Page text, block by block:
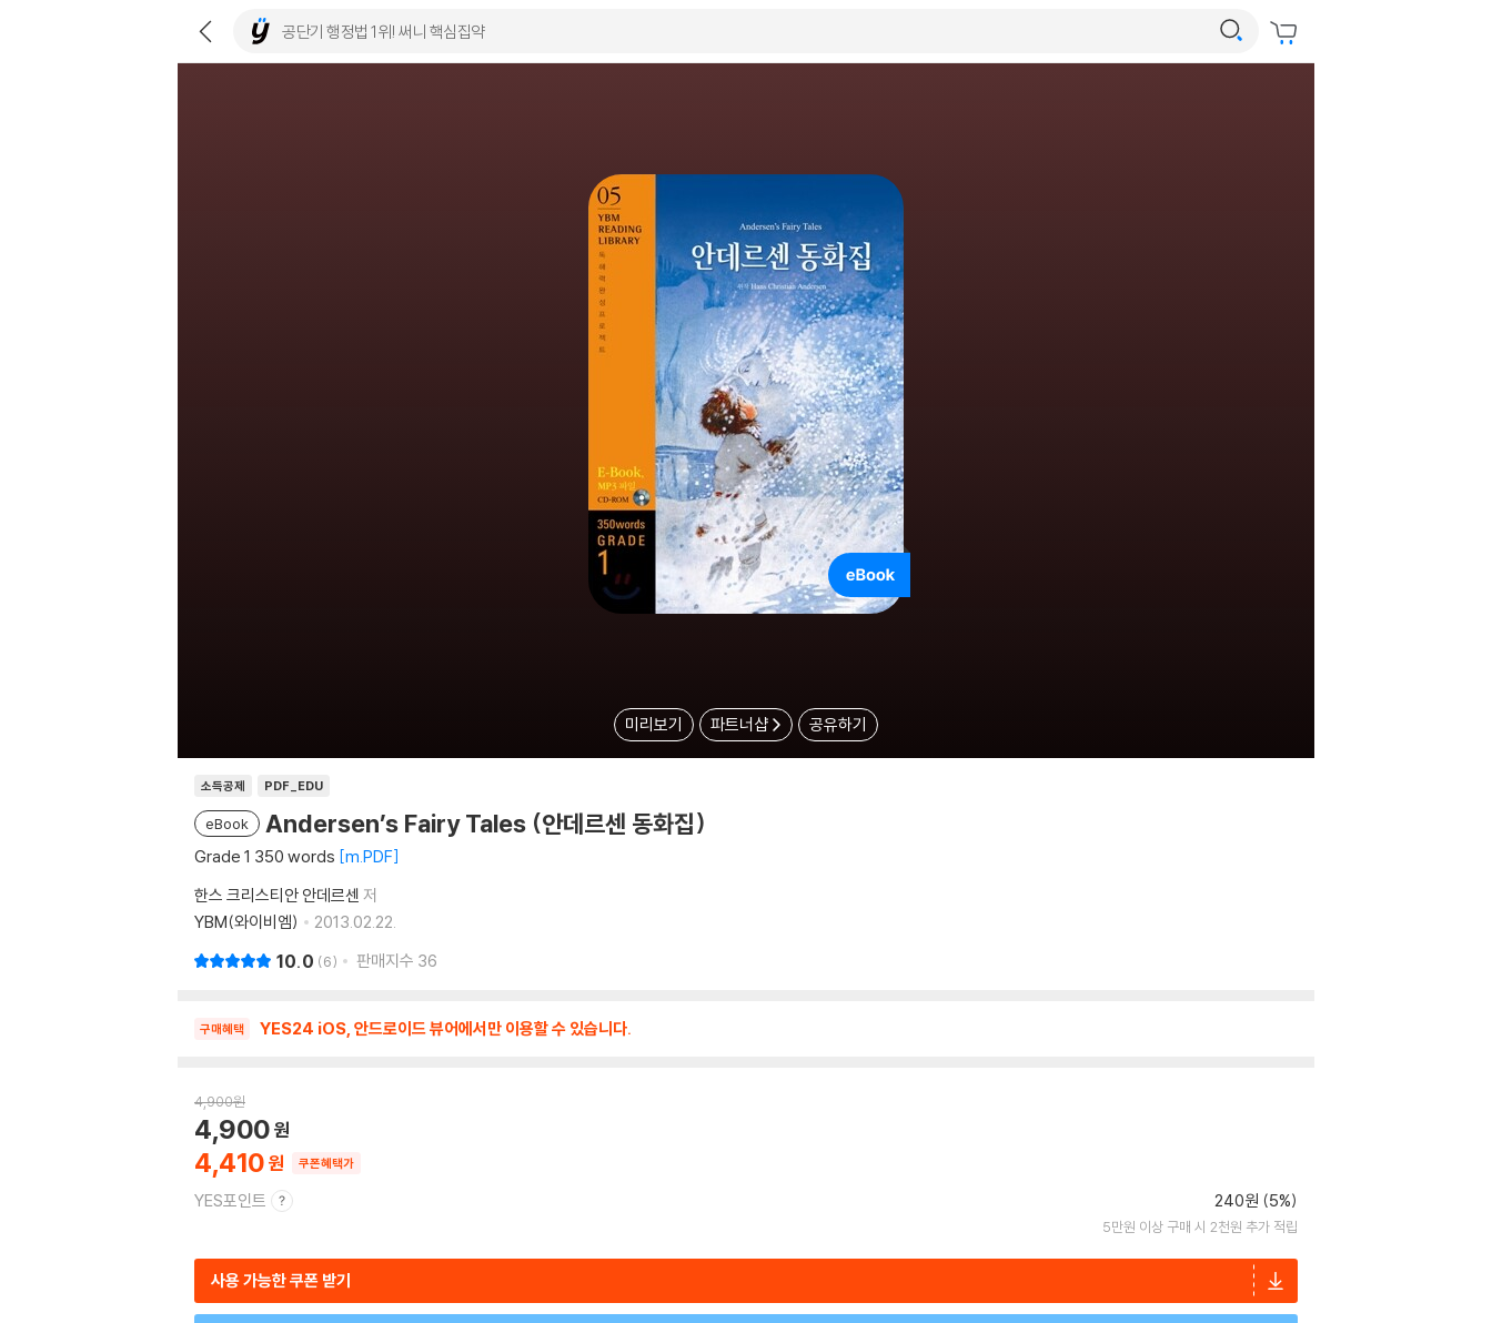
미리보기 파트너샵 공유하기
소득공제 PDF_EDU
eBook Andersen’s Fairy Tales (안데르센 동화집)
Grade 1 350 words m.PDF
한스 크리스티안 안데르센 저
YBM(와이비엠)
2013.02.22.
10.0 6 판매지수 36
구매혜택 YES24 iOS, 안드로이드 뷰어에서만 이용할 수 있습니다.
4,900원
4,410
4,900
쿠폰혜택가
YES포인트 240원 (5%)
5만원 이상 구매 시 2천원 추가 적립
사용 가능한 쿠폰 받기